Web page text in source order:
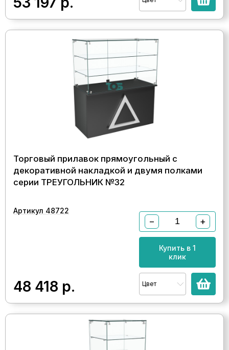
Торговый прилавок прямоугольный с
декоративной накладкой и двумя полками
серии ТРЕУГОЛЬНИК №32
Артикул 48722
48 418 р.
− +
Купить в 1
клик
Цвет